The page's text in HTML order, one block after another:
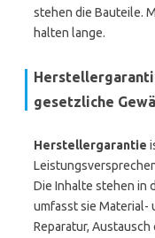
stehen die Bauteile.
halten lange.
gesetzliche
Herstellergarantie
Die Inhalte stehen in
umfasst sie Material-
Reparatur,